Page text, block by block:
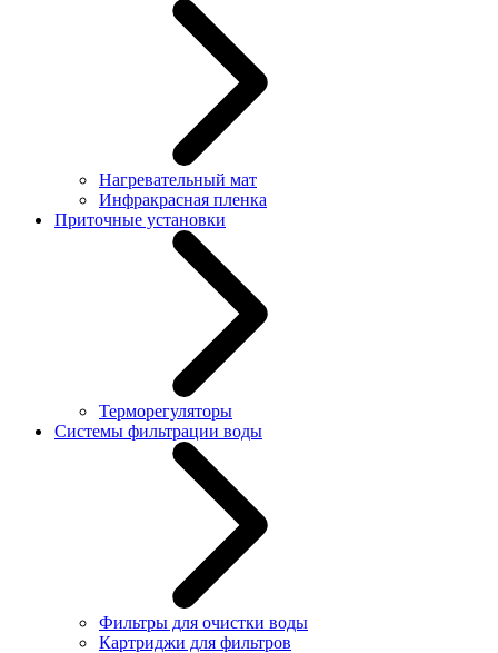
Нагревательный мат
Инфракрасная пленка
Приточные установки
Терморегуляторы
Системы фильтрации воды
Фильтры для очистки воды
Картриджи для фильтров